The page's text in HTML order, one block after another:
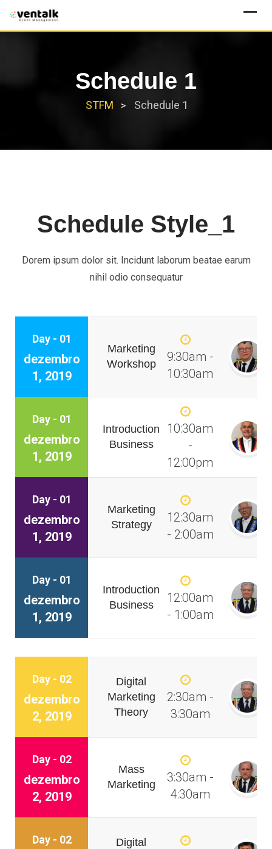
Schedule 1
STFM > Schedule 1
Schedule Style_1
Dorem ipsum dolor sit. Incidunt laborum beatae earum
nihil odio consequatur
Day - 01
dezembro
1, 2019
Marketing
Workshop
9:30am -
10:30am
Day - 01
dezembro
1, 2019
Introduction
Business
10:30am
-
12:00pm
Day - 01
dezembro
1, 2019
Marketing
Strategy
12:30am
- 2:00am
Day - 01
dezembro
1, 2019
Introduction
Business
12:00am
- 1:00am
Day - 02
dezembro
2, 2019
Digital
Marketing
Theory
2:30am -
3:30am
Day - 02
dezembro
2, 2019
Mass
Marketing
3:30am -
4:30am
Day - 02
Digital